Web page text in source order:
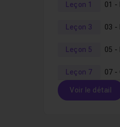
Leçon 1 01 -
Leçon 3 03 -
Leçon 5 05 -
Leçon 7 07 -
Voir le détail